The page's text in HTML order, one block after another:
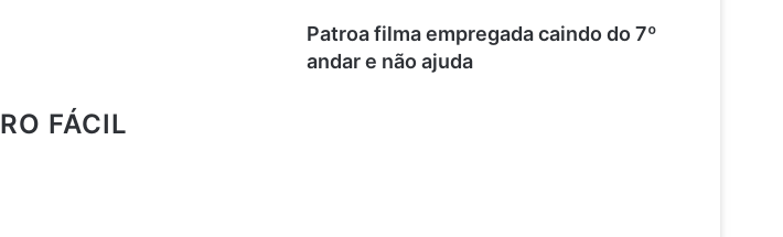
FÁCIL
Patroa filma empregada caindo do 7º
andar e não ajuda